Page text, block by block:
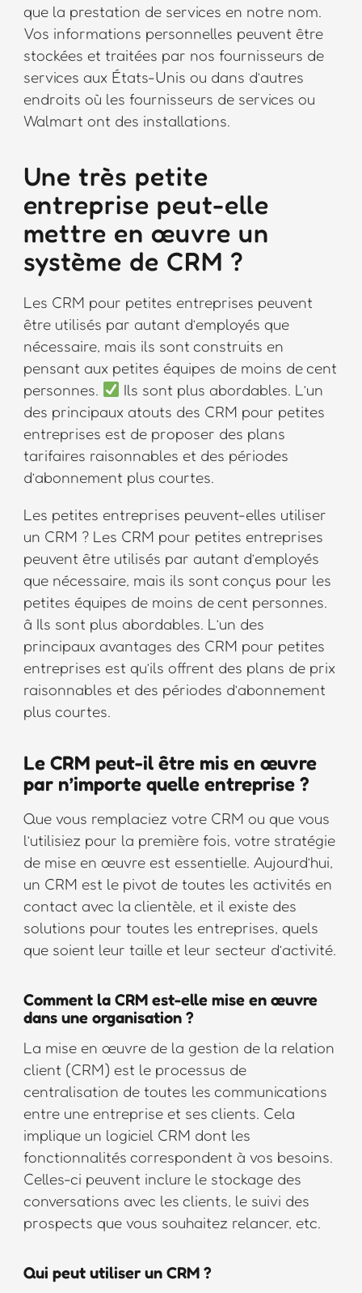
que la prestation de services en notre nom.
Vos informations personnelles peuvent être
stockées et traitées par nos fournisseurs de
services aux États-Unis ou dans d’autres
endroits où les fournisseurs de services ou
Walmart ont des installations.
Une très petite
entreprise peut-elle
mettre en œuvre un
système de CRM ?
Les CRM pour petites entreprises peuvent
être utilisés par autant d’employés que
nécessaire, mais ils sont construits en
pensant aux petites équipes de moins de cent
personnes.
Ils sont plus abordables. L’un
des principaux atouts des CRM pour petites
entreprises est de proposer des plans
tarifaires raisonnables et des périodes
d’abonnement plus courtes.
Les petites entreprises peuvent-elles utiliser
un CRM ? Les CRM pour petites entreprises
peuvent être utilisés par autant d’employés
que nécessaire, mais ils sont conçus pour les
petites équipes de moins de cent personnes.
â Ils sont plus abordables. L’un des
principaux avantages des CRM pour petites
entreprises est qu’ils offrent des plans de prix
raisonnables et des périodes d’abonnement
plus courtes.
Le CRM peut-il être mis en œuvre
par n’importe quelle entreprise ?
Que vous remplaciez votre CRM ou que vous
l’utilisiez pour la première fois, votre stratégie
de mise en œuvre est essentielle. Aujourd’hui,
un CRM est le pivot de toutes les activités en
contact avec la clientèle, et il existe des
solutions pour toutes les entreprises, quels
que soient leur taille et leur secteur d’activité.
Comment la CRM est-elle mise en œuvre
dans une organisation ?
La mise en œuvre de la gestion de la relation
client (CRM) est le processus de
centralisation de toutes les communications
entre une entreprise et ses clients. Cela
implique un logiciel CRM dont les
fonctionnalités correspondent à vos besoins.
Celles-ci peuvent inclure le stockage des
conversations avec les clients, le suivi des
prospects que vous souhaitez relancer, etc.
Qui peut utiliser un CRM ?